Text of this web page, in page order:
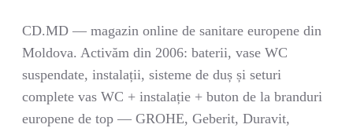
CD.MD — magazin online de sanitare europene din
Moldova. Activăm din 2006: baterii, vase WC
suspendate, instalații, sisteme de duș și seturi
complete vas WC + instalație + buton de la branduri
europene de top — GROHE, Geberit, Duravit,